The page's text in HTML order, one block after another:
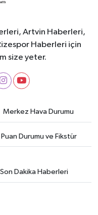
Artvin Haberleri,
Haberleri için
size yeter.
Merkez Hava Durumu
Puan Durumu ve Fikstür
Son Dakika Haberleri